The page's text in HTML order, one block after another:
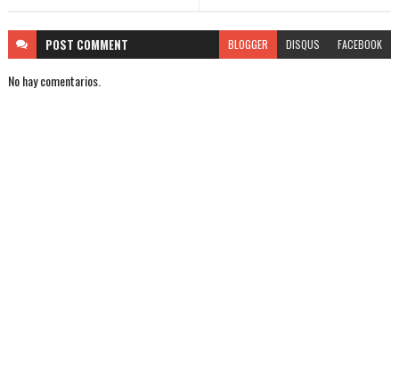
POST COMMENT BLOGGER DISQUS FACEBOOK
No hay comentarios.